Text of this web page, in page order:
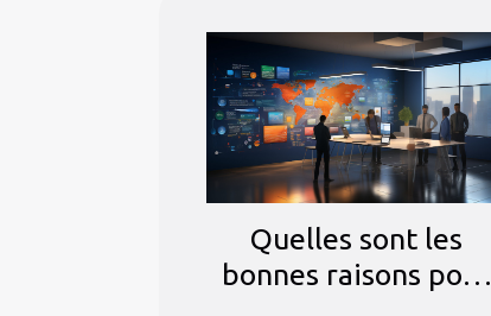
Quelles sont les
bonnes raisons pour